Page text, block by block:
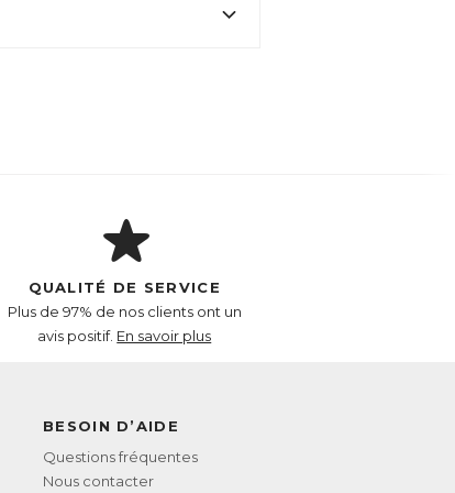
QUALITÉ DE SERVICE
Plus de 97% de nos clients ont un
avis positif. En savoir plus
BESOIN D’AIDE
Questions fréquentes
Nous contacter